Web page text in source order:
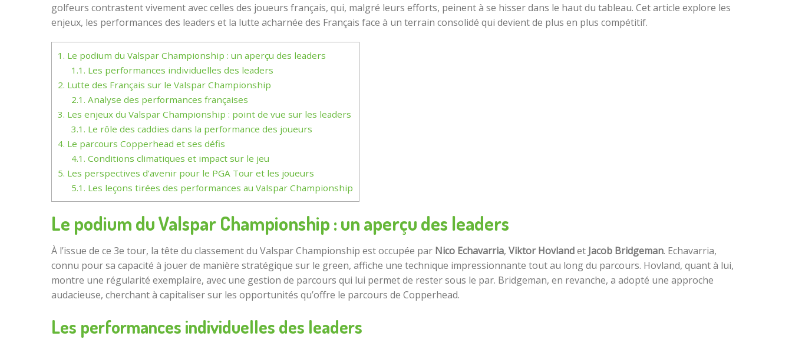
golfeurs contrastent vivement avec celles des joueurs français, qui, malgré leurs efforts, peinent à se hisser dans le haut du tableau. Cet article explore les
enjeux, les performances des leaders et la lutte acharnée des Français face à un terrain consolidé qui devient de plus en plus compétitif.
1. Le podium du Valspar Championship : un aperçu des leaders
1.1. Les performances individuelles des leaders
2. Lutte des Français sur le Valspar Championship
2.1. Analyse des performances françaises
3. Les enjeux du Valspar Championship : point de vue sur les leaders
3.1. Le rôle des caddies dans la performance des joueurs
4. Le parcours Copperhead et ses défis
4.1. Conditions climatiques et impact sur le jeu
5. Les perspectives d’avenir pour le PGA Tour et les joueurs
5.1. Les leçons tirées des performances au Valspar Championship
Le podium du Valspar Championship : un aperçu des leaders
À l’issue de ce 3e tour, la tête du classement du Valspar Championship est occupée par Nico Echavarria, Viktor Hovlandet Jacob Bridgeman. Echavarria,
connu pour sa capacité à jouer de manière stratégique sur le green, affiche une technique impressionnante tout au long du parcours. Hovland, quant à lui,
montre une régularité exemplaire, avec une gestion de parcours qui lui permet de rester sous le par. Bridgeman, en revanche, a adopté une approche
audacieuse, cherchant à capitaliser sur les opportunités qu’offre le parcours de Copperhead.
Les performances individuelles des leaders